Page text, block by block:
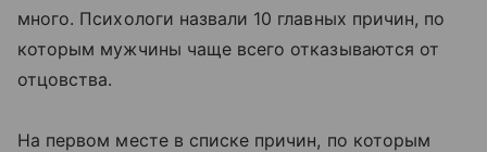
много. Психологи назвали 10 главных причин, по
которым мужчины чаще всего отказываются от
отцовства.
На первом месте в списке причин, по которым